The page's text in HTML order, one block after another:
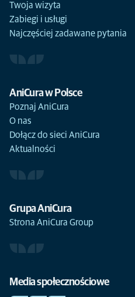
Twoja wizyta
Zabiegi i usługi
Najczęściej zadawane pytania
AniCura w Polsce
Poznaj AniCura
O nas
Dołącz do sieci AniCura
Aktualności
Grupa AniCura
Strona AniCura Group
Media społecznościowe